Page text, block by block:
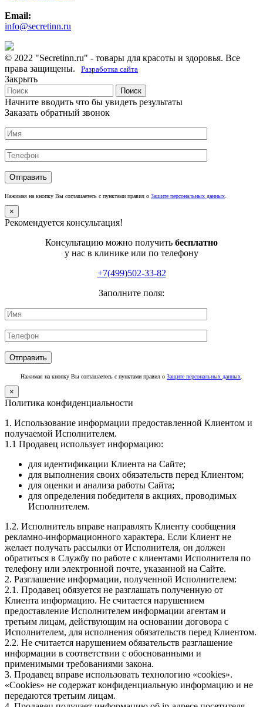
Email:
info@secretinn.ru
© 2022 "Secretinn.ru" - товары для красоты и здоровья. Все
права защищены.
Разработка сайта
Закрыть
Поиск
Начните вводить что бы увидеть результаты
Заказать обратный звонок
Нажимая на кнопку Вы соглашаетесь с пунктами правил о Защите персональных данных
×
Рекомендуется консультация!
Консультацию можно получить бесплатно
у нас в клинике или по телефону
+7(499)502-33-82
Заполните поля:
Нажимая на кнопку Вы соглашаетесь с пунктами правил о Защите персональных данных
×
Политика конфиденциальности
1. Использование информации предоставленной Клиентом и
получаемой Исполнителем.
1.1 Продавец использует информацию:
для идентификации Клиента на Сайте;
для выполнения своих обязательств перед Клиентом;
для оценки и анализа работы Сайта;
для определения победителя в акциях, проводимых
Исполнителем.
1.2. Исполнитель вправе направлять Клиенту сообщения
рекламно-информационного характера. Если Клиент не
желает получать рассылки от Исполнителя, он должен
обратиться в Службу по работе с клиентами Исполнителя по
телефону или электронной почте, указанной на Сайте.
2. Разглашение информации, полученной Исполнителем:
2.1. Продавец обязуется не разглашать полученную от
Клиента информацию. Не считается нарушением
предоставление Исполнителем информации агентам и
третьим лицам, действующим на основании договора с
Исполнителем, для исполнения обязательств перед Клиентом.
2.2. Не считается нарушением обязательств разглашение
информации в соответствии с обоснованными и
применимыми требованиями закона.
3. Продавец вправе использовать технологию «cookies».
«Cookies» не содержат конфиденциальную информацию и не
передаются третьим лицам.